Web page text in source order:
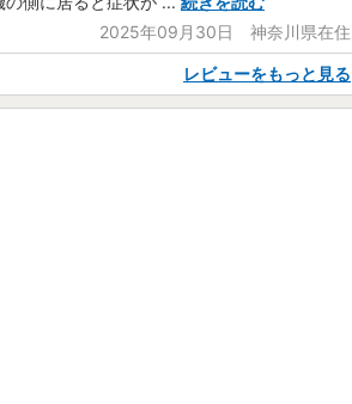
2025年09月30日 神奈川県在住
レビューをもっと見る